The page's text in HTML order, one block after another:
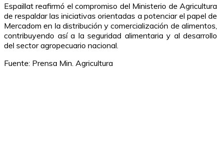
Espaillat reafirmó el compromiso del Ministerio de Agricultura
de respaldar las iniciativas orientadas a potenciar el papel de
Mercadom en la distribución y comercialización de alimentos,
contribuyendo así a la seguridad alimentaria y al desarrollo
del sector agropecuario nacional.
Fuente: Prensa Min. Agricultura